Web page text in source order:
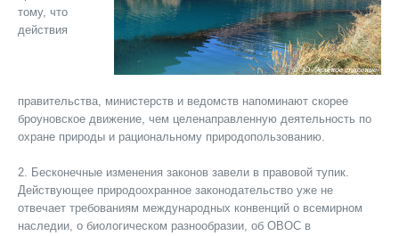
тому, что
действия
правительства, министерств и ведомств напоминают скорее
броуновское движение, чем целенаправленную деятельность по
охране природы и рациональному природопользованию.
2. Бесконечные изменения законов завели в правовой тупик.
Действующее природоохранное законодательство уже не
отвечает требованиям международных конвенций о всемирном
наследии, о биологическом разнообразии, об ОВОС в